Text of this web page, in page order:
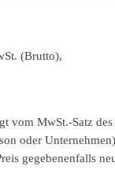
(Brutto),
vom MwSt.-Satz
oder
gegebenenfalls